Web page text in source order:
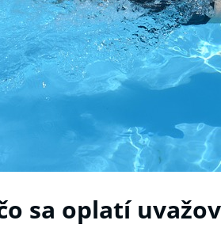
sa oplatí